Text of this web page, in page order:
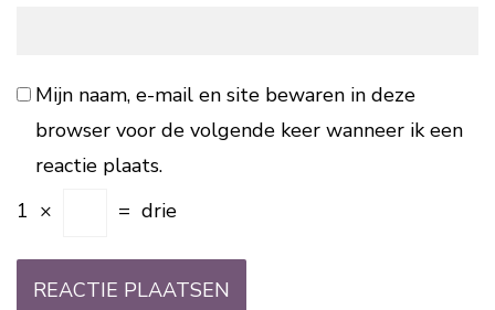
Mijn naam, e-mail en site bewaren in deze
browser voor de volgende keer wanneer ik een
reactie plaats.
1 × = drie